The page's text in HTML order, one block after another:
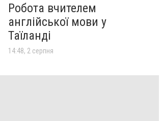
Робота вчителем
англійської мови у
Таїланді
14:48, 2 серпня